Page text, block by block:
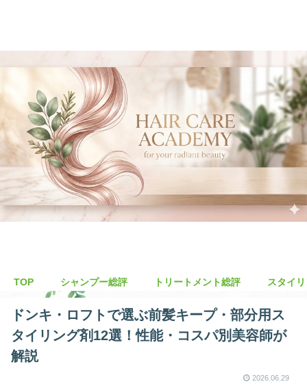
TOP シャンプー総評 トリートメント総評 スタイ
ドンキ・ロフトで選ぶ前髪キープ・部分用ス
タイリング剤12選！性能・コスパ別美容師が
解説
2026.06.29